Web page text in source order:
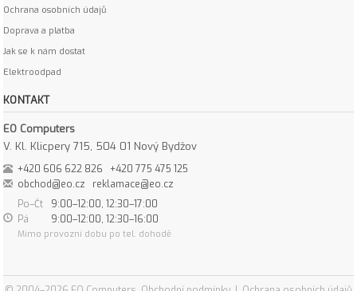
Ochrana osobních údajů
Doprava a platba
Jak se k nám dostat
Elektroodpad
KONTAKT
EO Computers
V. Kl. Klicpery 715, 504 01 Nový Bydžov
+420 606 622 826
+420 775 475 125
obchod@eo.cz
reklamace@eo.cz
Po–Čt
9:00–12:00, 12:30–17:00
Pá
9:00–12:00, 12:30–16:00
Mimo provozní dobu po tel. dohodě